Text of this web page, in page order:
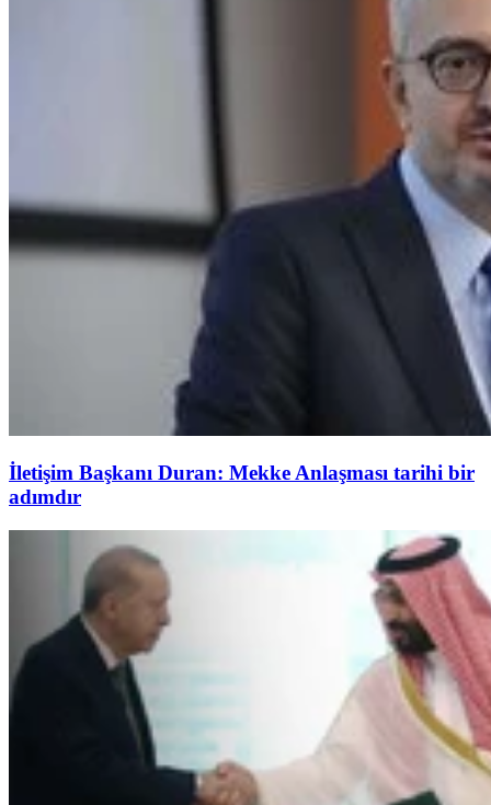
İletişim Başkanı Duran: Mekke Anlaşması tarihi bir
adımdır